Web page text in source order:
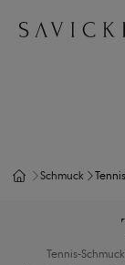
Schmuck
Tennis-